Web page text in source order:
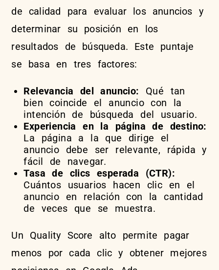
de calidad para evaluar los anuncios y
determinar su posición en los
resultados de búsqueda. Este puntaje
se basa en tres factores:
Relevancia del anuncio: Qué tan
bien coincide el anuncio con la
intención de búsqueda del usuario.
Experiencia en la página de destino:
La página a la que dirige el
anuncio debe ser relevante, rápida y
fácil de navegar.
Tasa de clics esperada (CTR):
Cuántos usuarios hacen clic en el
anuncio en relación con la cantidad
de veces que se muestra.
Un Quality Score alto permite pagar
menos por cada clic y obtener mejores